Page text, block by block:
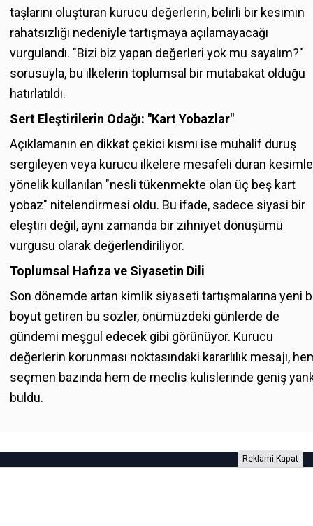
taşlarını oluşturan kurucu değerlerin, belirli bir kesimin
rahatsızlığı nedeniyle tartışmaya açılamayacağı
vurgulandı. "Bizi biz yapan değerleri yok mu sayalım?"
sorusuyla, bu ilkelerin toplumsal bir mutabakat olduğu
hatırlatıldı.
Sert Eleştirilerin Odağı: "Kart Yobazlar"
Açıklamanın en dikkat çekici kısmı ise muhalif duruş
sergileyen veya kurucu ilkelere mesafeli duran
yönelik kullanılan "nesli tükenmekte olan üç beş kart
yobaz" nitelendirmesi oldu. Bu ifade, sadece siyasi bir
eleştiri değil, aynı zamanda bir zihniyet dönüşümü
vurgusu olarak değerlendiriliyor.
Toplumsal Hafıza ve Siyasetin Dili
Son dönemde artan kimlik siyaseti tartışmalarına yeni
boyut getiren bu sözler, önümüzdeki günlerde de
gündemi meşgul edecek gibi görünüyor. Kurucu
değerlerin korunması noktasındaki kararlılık mesajı,
seçmen bazında hem de meclis kulislerinde geniş
buldu.
Reklami Kapat